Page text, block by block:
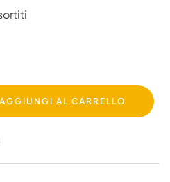
AGGIUNGI AL CARRELLO